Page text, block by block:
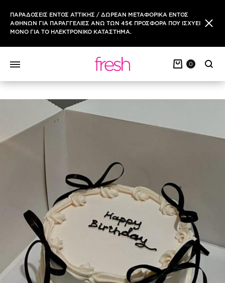
ΠΑΡΑΔΟΣΕΙΣ ΕΝΤΟΣ ΑΤΤΙΚΗΣ / ΔΩΡΕΑΝ ΜΕΤΑΦΟΡΙΚΑ ΕΝΤΟΣ
ΑΘΗΝΩΝ ΓΙΑ ΠΑΡΑΓΓΕΛΙΕΣ ΑΝΩ ΤΩΝ 45€ ΠΡΟΣΦΟΡΑ ΠΟΥ ΙΣΧΥΕΙ
ΜΟΝΟ ΓΙΑ ΤΟ ΗΛΕΚΤΡΟΝΙΚΟ ΚΑΤΑΣΤΗΜΑ.
0